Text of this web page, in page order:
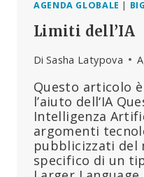
AGENDA GLOBALE |
Limiti dell’IA
Di Sasha Latypova
Questo articolo
l’aiuto dell‘IA
Intelligenza
argomenti
pubblicizzati del
specifico di un